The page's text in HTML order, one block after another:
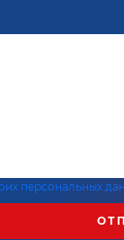
персональных